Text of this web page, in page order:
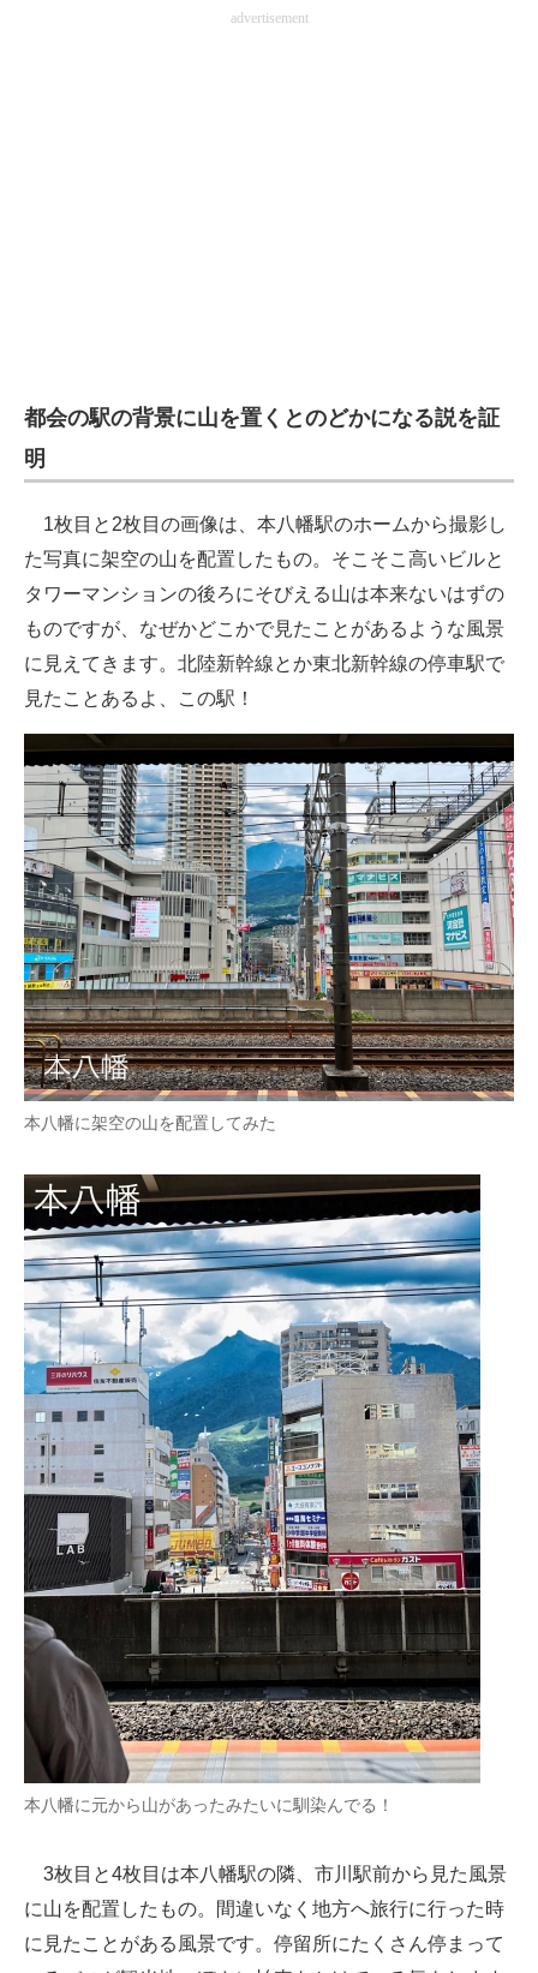
advertisement
都会の駅の背景に山を置くとのどかになる説を証
明
1枚目と2枚目の画像は、本八幡駅のホームから撮影し
た写真に架空の山を配置したもの。そこそこ高いビルと
タワーマンションの後ろにそびえる山は本来ないはずの
ものですが、なぜかどこかで見たことがあるような風景
に見えてきます。北陸新幹線とか東北新幹線の停車駅で
見たことあるよ、この駅！
本八幡に架空の山を配置してみた
本八幡に元から山があったみたいに馴染んでる！
3枚目と4枚目は本八幡駅の隣、市川駅前から見た風景
に山を配置したもの。間違いなく地方へ旅行に行った時
に見たことがある風景です。停留所にたくさん停まって